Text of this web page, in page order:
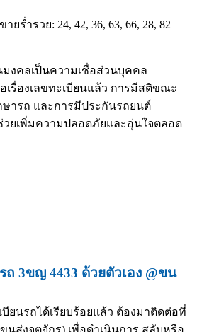
ยร่ำรวย: 24, 42, 36, 63, 66, 28, 82
มงคลเป็นความเชื่อส่วนบุคคล
เรื่องเลขทะเบียนแล้ว การมีสติขณะ
ษารถ และการมีประกันรถยนต์
ยเพิ่มความปลอดภัยและอุ่นใจตลอด
ถ 3ขญ 4433 ด้วยตัวเอง @ขน
บียนรถได้เรียบร้อยแล้ว ต้องมาติดต่อที่
นส่งจตุจักร) เพื่อดำเนินการ สลับหรือ